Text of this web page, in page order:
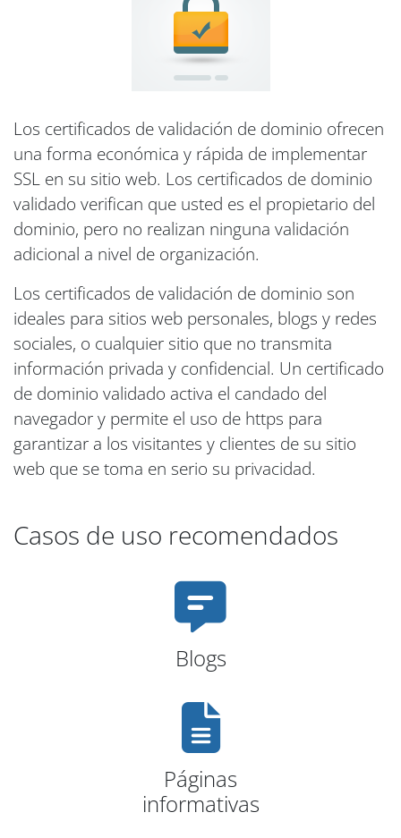
Los certificados de validación de dominio ofrecen
una forma económica y rápida de implementar
SSL en su sitio web. Los certificados de dominio
validado verifican que usted es el propietario del
dominio, pero no realizan ninguna validación
adicional a nivel de organización.
Los certificados de validación de dominio son
ideales para sitios web personales, blogs y redes
sociales, o cualquier sitio que no transmita
información privada y confidencial. Un certificado
de dominio validado activa el candado del
navegador y permite el uso de https para
garantizar a los visitantes y clientes de su sitio
web que se toma en serio su privacidad.
Casos de uso recomendados
Blogs
Páginas
informativas